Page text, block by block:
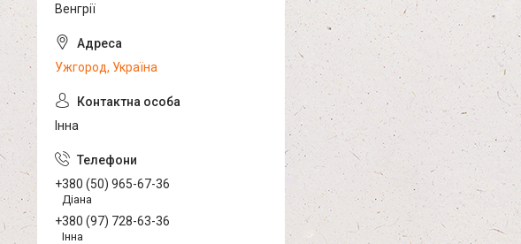
Венгрії
Ужгород, Україна
Інна
+380 (50) 965-67-36
Діана
+380 (97) 728-63-36
Інна